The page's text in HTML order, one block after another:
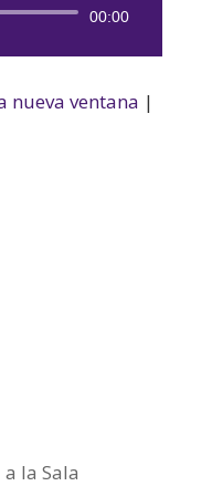
00:00
nueva ventana |
la Sala